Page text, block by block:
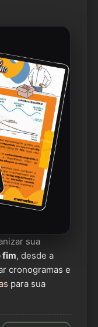
sua
fim, desde a
cronogramas e
para sua